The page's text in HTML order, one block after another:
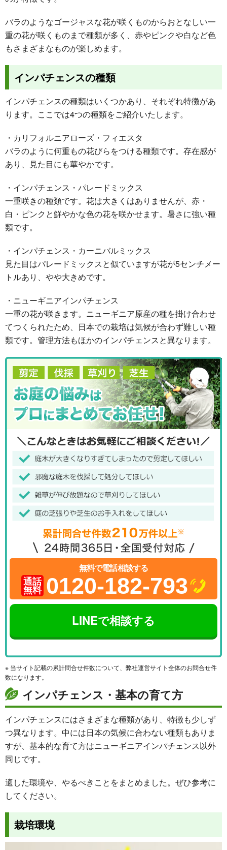
バラのようなゴージャスな花が咲くものからおとなしい一
重の花が咲くものまで種類が多く、赤やピンクや白など色
もさまざまなものが楽しめます。
インパチェンスの種類
インパチェンスの種類はいくつかあり、それぞれ特徴があ
ります。ここでは4つの種類をご紹介いたします。
・カリフォルニアローズ・フィエスタ
バラのように何重もの花びらをつける種類です。存在感が
あり、見た目にも華やかです。
・インパチェンス・パレードミックス
一重咲きの種類です。花は大きくはありませんが、赤・
白・ピンクと鮮やかな色の花を咲かせます。暑さに強い種
類です。
・インパチェンス・カーニバルミックス
見た目はパレードミックスと似ていますが花が5センチメー
トルあり、やや大きめです。
・ニューギニアインパチェンス
一重の花が咲きます。ニューギニア原産の種を掛け合わせ
てつくられたため、日本での栽培は気候が合わず難しい種
類です。管理方法もほかのインパチェンスと異なります。
無料で電話相談する
通話
無料 0120-182-793
LINEで相談する
※ 当サイト記載の累計問合せ件数について、弊社運営サイト全体のお問合せ件
数になります。
インパチェンス・基本の育て方
インパチェンスにはさまざまな種類があり、特徴も少しず
つ異なります。中には日本の気候に合わない種類もありま
すが、基本的な育て方はニューギニアインパチェンス以外
同じです。
適した環境や、やるべきことをまとめました。ぜひ参考に
してください。
栽培環境